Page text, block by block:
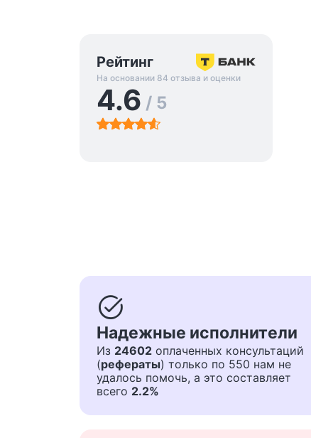
Рейтинг
На основании 84 отзыва и оценки
4.6 / 5
task_alt
Надежные исполнители
Из 24602 оплаченных консультаций
(рефераты) только по 550 нам не
удалось помочь, а это составляет
всего 2.2%